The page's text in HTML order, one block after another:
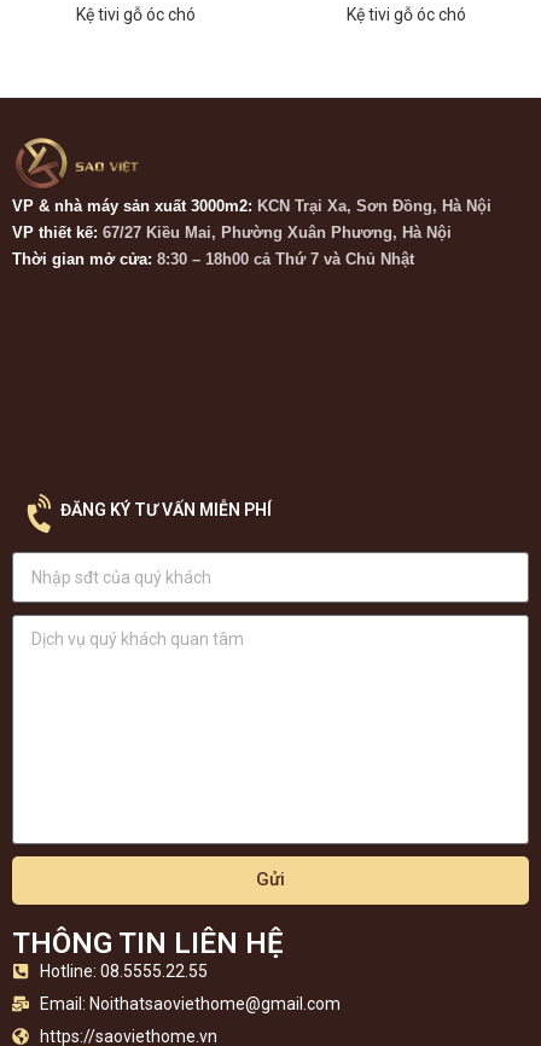
Kệ tivi gỗ óc chó Kệ tivi gỗ óc chó
VP & nhà máy sản xuất 3000m2: KCN Trại Xa, Sơn Đồng, Hà Nội
VP thiết kế: 67/27 Kiều Mai, Phường Xuân Phương, Hà Nội
Thời gian mở cửa: 8:30 – 18h00 cả Thứ 7 và Chủ Nhật
ĐĂNG KÝ TƯ VẤN MIỄN PHÍ
Gửi
THÔNG TIN LIÊN HỆ
Hotline: 08.5555.22.55
Email: Noithatsaoviethome@gmail.com
https://saoviethome.vn